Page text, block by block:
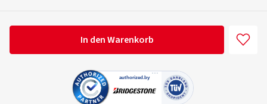
In den Warenkorb